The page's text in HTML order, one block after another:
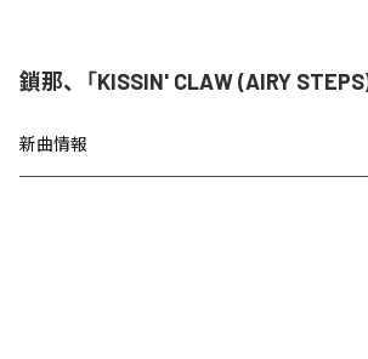
鎖那、「KISSIN' CLAW (AIRY
新曲情報